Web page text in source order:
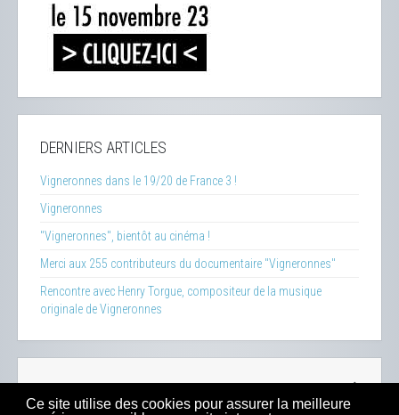
Ce site utilise des cookies pour assurer la meilleure
DERNIERS ARTICLES
Vigneronnes dans le 19/20 de France 3 !
Vigneronnes
"Vigneronnes", bientôt au cinéma !
Merci aux 255 contributeurs du documentaire "Vigneronnes"
Rencontre avec Henry Torgue, compositeur de la musique
originale de Vigneronnes
100% Bio-Presse -Sitemap -Mentions Légales-Contacts